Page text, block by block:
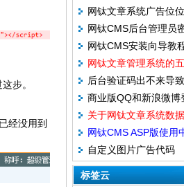
步。
经没用到
网钛文章系统广告位
网钛CMS后台管理员
版和商业版都通用
网钛CMS安装向导教
网钛文章管理系统的
后台验证码出不来导
方法（5.17）
商业版QQ和新浪微博
关于网钛文章系统数
网钛CMS ASP版使用
(14.06.22)
自定义图片广告代码
标签云